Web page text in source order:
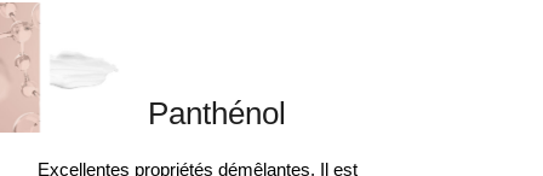
Panthénol
Excellentes propriétés démêlantes. Il est